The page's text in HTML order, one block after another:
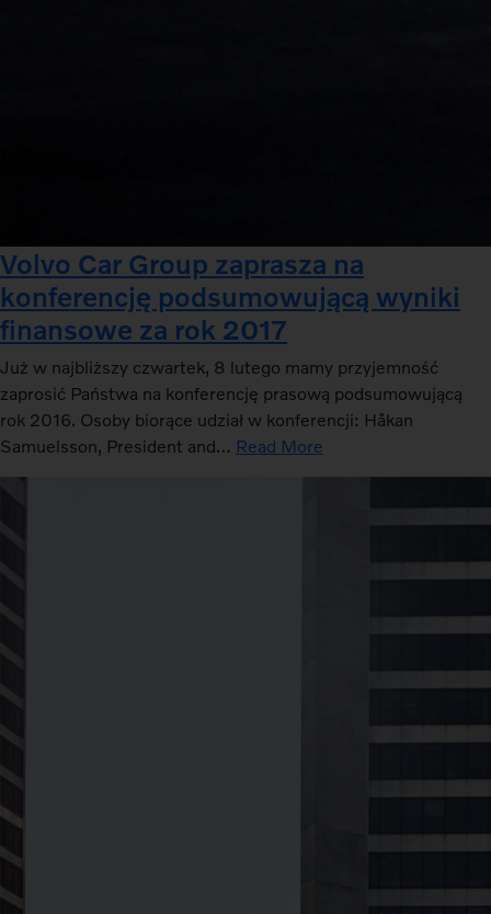
Volvo Car Group zaprasza na
konferencję podsumowującą wyniki
finansowe za rok 2017
Już w najbliższy czwartek, 8 lutego mamy przyjemność
zaprosić Państwa na konferencję prasową podsumowującą
rok 2016. Osoby biorące udział w konferencji: Håkan
Samuelsson, President and… Read More